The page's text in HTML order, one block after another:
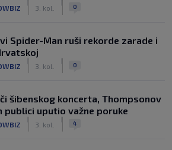
3. kol. 0
Spider-Man ruši rekorde zarade i
3. kol. 0
šibenskog koncerta, Thompsonov
publici uputio važne poruke
3. kol. 4